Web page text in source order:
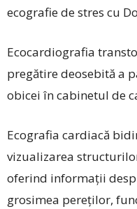
ecografie de stres cu
Ecocardiografia
pregătire deosebită a
obicei în cabinetul de
Ecografia cardiacă
vizualizarea
oferind informații
grosimea pereților,